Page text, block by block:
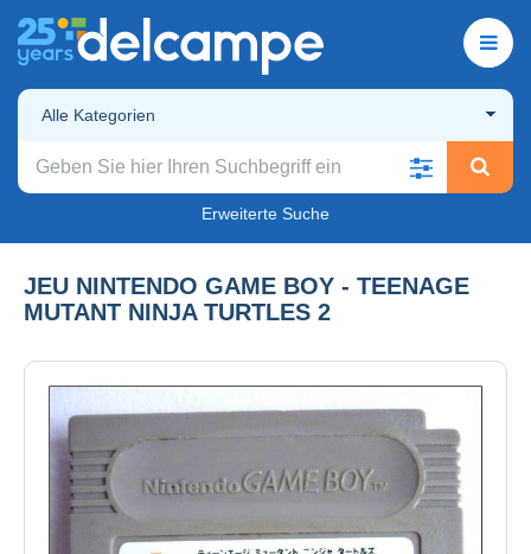
Alle Kategorien
Erweiterte Suche
JEU NINTENDO GAME BOY - TEENAGE
MUTANT NINJA TURTLES 2